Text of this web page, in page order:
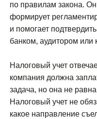
по правилам закона.
формирует
и помогает
банком, аудитором или
Налоговый учет
компания должна
задача, но она не
Налоговый учет не
какое направление